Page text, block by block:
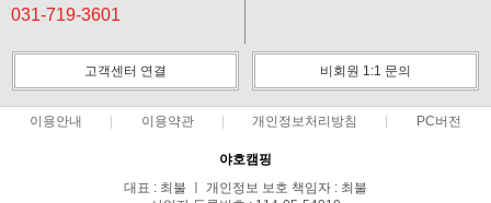
031-719-3601
고객센터 연결 비회원 1:1 문의
이용안내 이용약관 개인정보처리방침 PC버전
야호캠핑
대표 : 최불 ㅣ 개인정보 보호 책임자 : 최불